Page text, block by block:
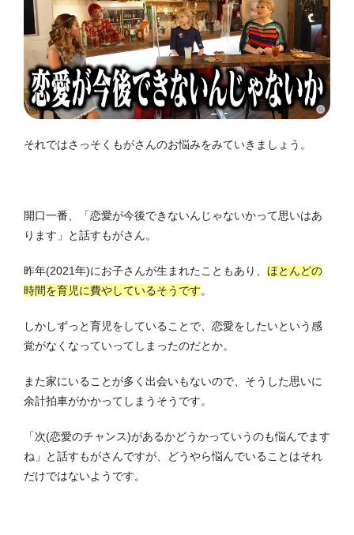
それではさっそくもがさんのお悩みをみていきましょう。
開口一番、「恋愛が今後できないんじゃないかって思いはあ
ります」と話すもがさん。
昨年(2021年)にお子さんが生まれたこともあり、 ほとんどの
時間を育児に費やしているそうです。
しかしずっと育児をしていることで、恋愛をしたいという感
覚がなくなっていってしまったのだとか。
また家にいることが多く出会いもないので、そうした思いに
余計拍車がかかってしまうそうです。
「次(恋愛のチャンス)があるかどうかっていうのも悩んでます
ね」と話すもがさんですが、どうやら悩んでいることはそれ
だけではないようです。